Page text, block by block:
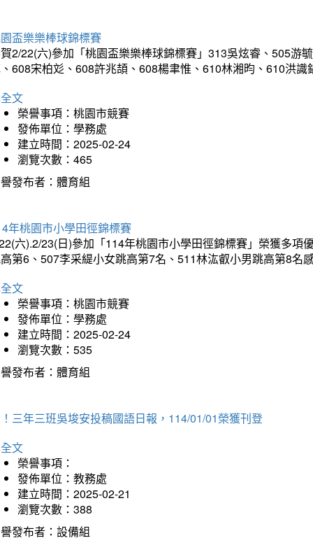
盃樂樂棒球錦標賽
2/22(六)參加「桃園盃樂樂棒球錦標賽」313吳炫睿、505游
608宋柏彣、608許兆頡、608楊聿惟、610林湘昀、610洪
文
榮譽事項：桃園市競賽
發佈單位：學務處
建立時間：2025-02-24
瀏覽次數：465
發布者：體育組
年桃園市小學田徑錦標賽
六).2/23(日)參加「114年桃園市小學田徑錦標賽」榮獲多
第6、507李采緹小女跳高第7名、511林汯叡小男跳高第8名
文
榮譽事項：桃園市競賽
發佈單位：學務處
建立時間：2025-02-24
瀏覽次數：535
發布者：體育組
三年三班吳埈安投稿國語日報，114/01/01榮獲刊登
文
榮譽事項：
發佈單位：教務處
建立時間：2025-02-21
瀏覽次數：388
發布者：設備組